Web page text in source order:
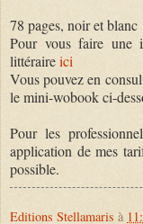
78 pages, noir et blanc
Pour vous faire une
littéraireici
Vous pouvez en
le mini-wobook ci-
Pour les
application de mes
possible.
Editions Stellamaris à